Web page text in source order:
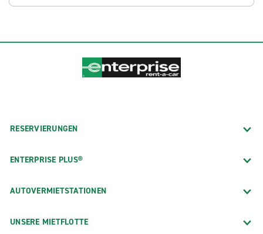
RESERVIERUNGEN
ENTERPRISE PLUS®
AUTOVERMIETSTATIONEN
UNSERE MIETFLOTTE